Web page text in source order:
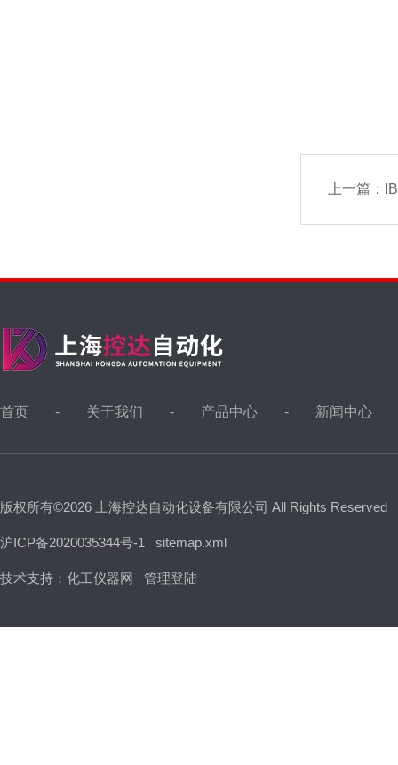
上一篇：
首页 关于我们 产品中心 新闻中心
版权所有©2026 上海控达自动化设备有限公司 All Rights Reserved
沪ICP备2020035344号-1 sitemap.xml
技术支持： 化工仪器网 管理登陆